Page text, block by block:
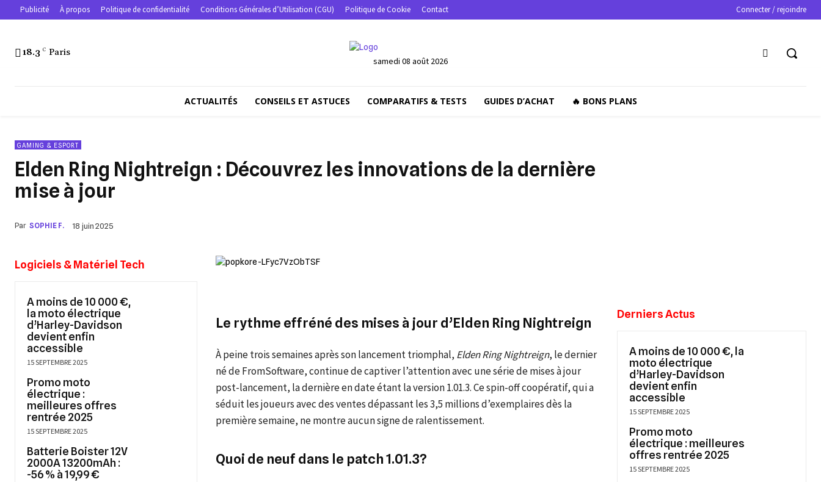
Publicité À propos Politique de confidentialité Conditions Générales d’Utilisation (CGU) Politique de Cookie Contact Connecter / rejoindre
18.3 C Paris
samedi 08 août 2026
ACTUALITÉS CONSEILS ET ASTUCES COMPARATIFS & TESTS GUIDES D’ACHAT 🔥 BONS PLANS
GAMING & ESPORT
Elden Ring Nightreign : Découvrez les innovations de la dernière
mise à jour
Par SOPHIE F. 18 juin 2025
Logiciels & Matériel Tech
A moins de 10 000 €,
la moto électrique
d’Harley-Davidson
devient enfin
accessible
15 SEPTEMBRE 2025
Promo moto
électrique :
meilleures offres
rentrée 2025
15 SEPTEMBRE 2025
Batterie Boister 12V
2000A 13200mAh :
-56 % à 19,99 €
Le rythme effréné des mises à jour d’Elden Ring Nightreign
À peine trois semaines après son lancement triomphal, Elden Ring Nightreign, le dernier
né de FromSoftware, continue de captiver l’attention avec une série de mises à jour
post-lancement, la dernière en date étant la version 1.01.3. Ce spin-off coopératif, qui a
séduit les joueurs avec des ventes dépassant les 3,5 millions d’exemplaires dès la
première semaine, ne montre aucun signe de ralentissement.
Quoi de neuf dans le patch 1.01.3?
Derniers Actus
A moins de 10 000 €, la
moto électrique
d’Harley-Davidson
devient enfin
accessible
15 SEPTEMBRE 2025
Promo moto
électrique : meilleures
offres rentrée 2025
15 SEPTEMBRE 2025